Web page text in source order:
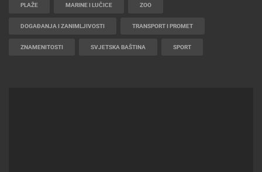
PLAŽE MARINE I LUČICE ZOO
DOGAĐANJA I ZANIMLJIVOSTI TRANSPORT I PROMET
ZNAMENITOSTI SVJETSKA BAŠTINA SPORT